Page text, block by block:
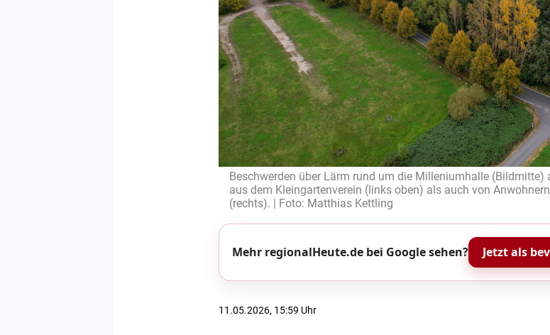
Beschwerden über Lärm rund um die Milleniumhalle
aus dem Kleingartenverein (links oben) als auch von
(rechts). | Foto: Matthias Kettling
Mehr regionalHeute.de bei Google sehen? Jetzt als
11.05.2026, 15:59 Uhr